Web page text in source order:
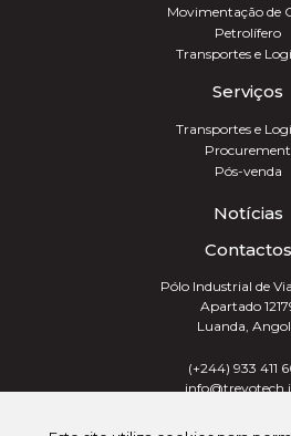
Movimentação de
Petrolífero
Transportes e
Serviços
Transportes e
Procurement
Pós-venda
Notícias
Contactos
Pólo Industrial de
Apartado
Luanda,
(+244) 933 411